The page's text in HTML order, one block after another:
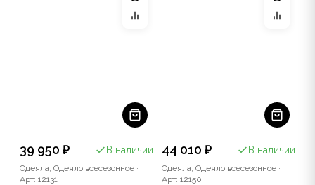
39 950 ₽ В наличии
Одеяла, Одеяло всесезонное ·
Арт: 12131
44 010 ₽ В наличии
Одеяла, Одеяло всесезонное ·
Арт: 12150